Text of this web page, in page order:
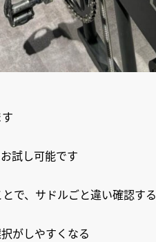
試し可能です
で、サドルごと違い確認する
がしやすくなる